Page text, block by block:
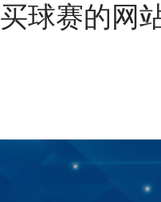
买球赛的网